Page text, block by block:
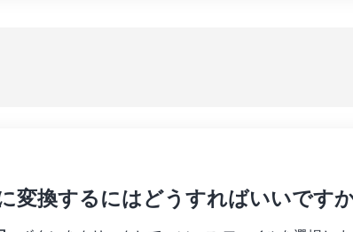
変換するにはどうすればいいです